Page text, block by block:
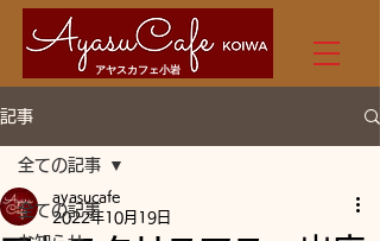
アヤスカフェ小岩
記事
全ての記事
全ての記事
ayasucafe
2022年10月19日